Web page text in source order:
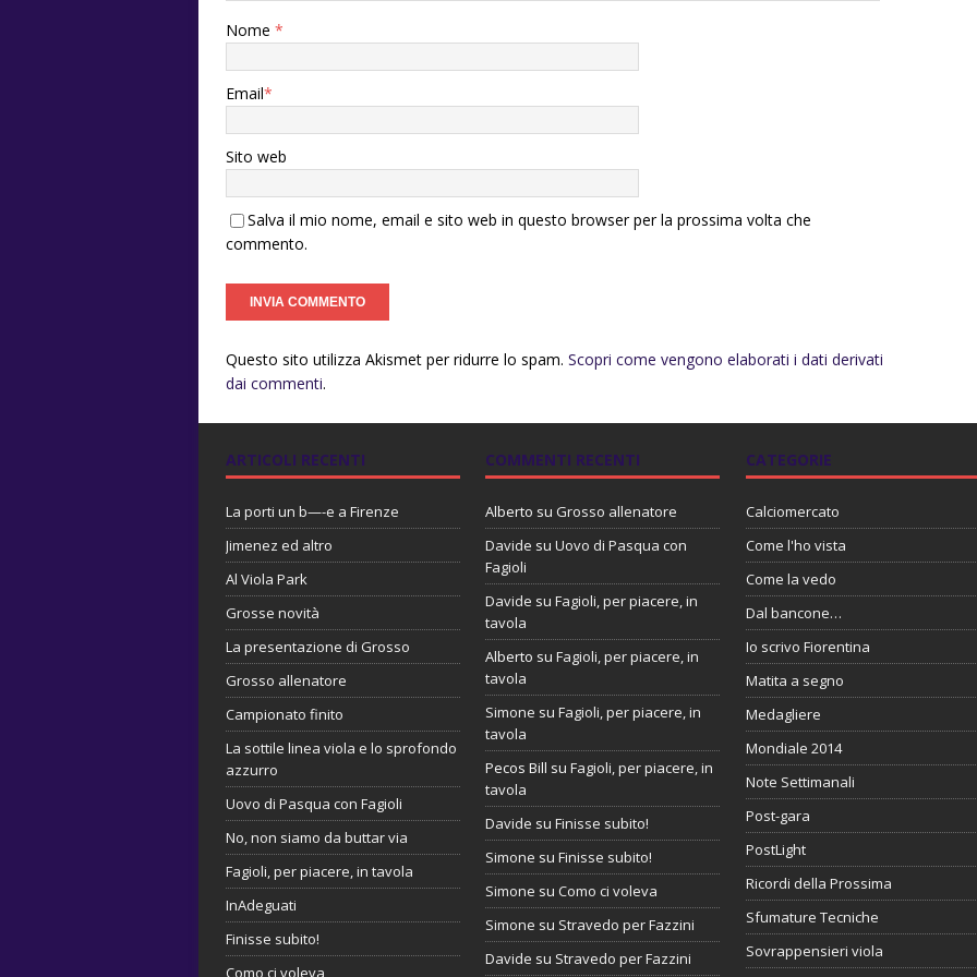
Nome *
Email*
Sito web
Salva il mio nome, email e sito web in questo browser per la prossima volta che
commento.
Questo sito utilizza Akismet per ridurre lo spam. Scopri come vengono elaborati i dati derivati
dai commenti.
ARTICOLI RECENTI
La porti un b—-e a Firenze
Jimenez ed altro
Al Viola Park
Grosse novità
La presentazione di Grosso
Grosso allenatore
Campionato finito
La sottile linea viola e lo sprofondo
azzurro
Uovo di Pasqua con Fagioli
No, non siamo da buttar via
Fagioli, per piacere, in tavola
InAdeguati
Finisse subito!
Como ci voleva
COMMENTI RECENTI
Alberto su Grosso allenatore
Davide suUovo di Pasqua con
Fagioli
Davide suFagioli, per piacere, in
tavola
Alberto suFagioli, per piacere, in
tavola
Simone suFagioli, per piacere, in
tavola
Pecos Bill suFagioli, per piacere, in
tavola
Davide suFinisse subito!
Simone suFinisse subito!
Simone suComo ci voleva
Simone su Stravedo per Fazzini
Davide su Stravedo per Fazzini
CATEGORIE
Calciomercato
Come l'ho vista
Come la vedo
Dal bancone…
Io scrivo Fiorentina
Matita a segno
Medagliere
Mondiale 2014
Note Settimanali
Post-gara
PostLight
Ricordi della Prossima
Sfumature Tecniche
Sovrappensieri viola